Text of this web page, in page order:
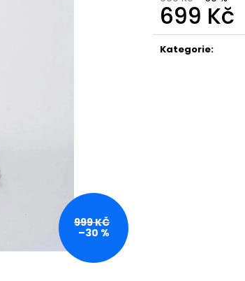
699 Kč
Měrná
cena:
Kategorie:
999 KČ
–30 %